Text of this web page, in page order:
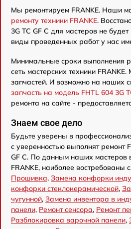
Мы ремонтируем FRANKE. Наши
ремонту техники FRANKE.
3G TC GF C для мастеров не
виды проведенных работ у нас
Минимальные сроки выполнения
сеть мастерских техники
запчастей. И возможно на наших
запчасть на модель FHTL 604 3G
ремонта на сайте -
Знаем свое дело
Будьте уверены в
с уверенностью выполнят ремонт
GF C. По данным наших мастеров
FRANKE, наиболее востребованы
Прошивка, Замена конфорки
конфорки стеклокерамической,
чугунной, Замена инвентора в
панели, Ремонт сенсора, Ремонт
Разблокировка варочной панели,